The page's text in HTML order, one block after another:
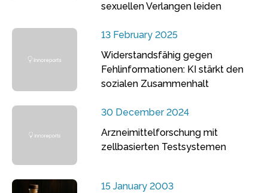
sexuellen Verlangen leiden
13 February 2025
Widerstandsfähig gegen
Fehlinformationen: KI stärkt den
sozialen Zusammenhalt
30 December 2024
Arzneimittelforschung mit
zellbasierten Testsystemen
15 January 2003